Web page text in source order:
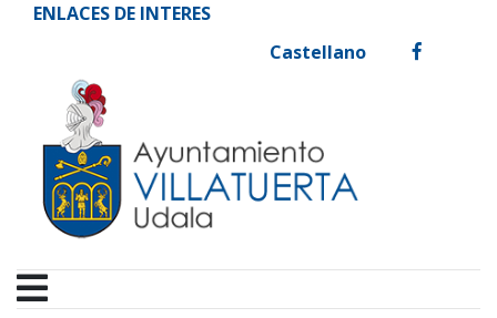
Ir al contenido
Ayuntamiento de
ENLACES DE INTERES
Castellano
facebook